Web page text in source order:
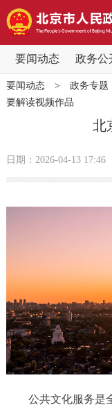
要闻动态 政务公
要闻动态
党中央精神
各区热点
政务公开
政策兑现
决策公开
政务服务
个人服务
要闻动态> 政务专题
要解读视频作品
北
日期：2026-04-13 17:46
公共文化服务是全